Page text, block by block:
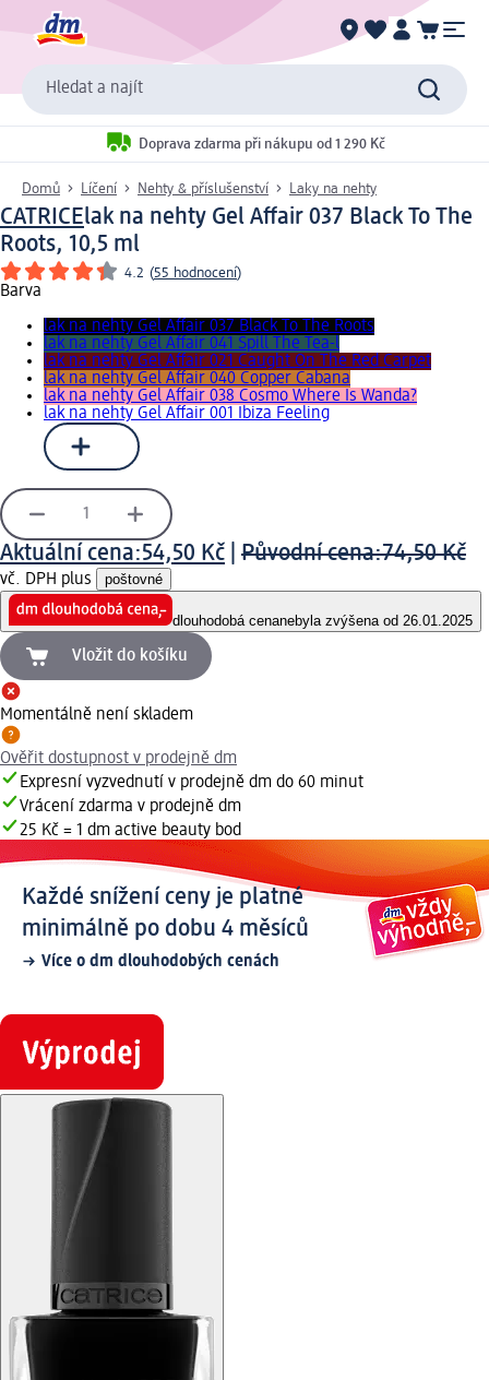
Hledat a najít
Doprava zdarma při nákupu od 1 290 Kč
Domů Líčení Nehty & příslušenství Laky na nehty
CATRICElak na nehty Gel Affair 037 Black To The
Roots, 10,5 ml
4.2 (55 hodnocení)
Barva
lak na nehty Gel Affair 037 Black To The Roots
lak na nehty Gel Affair 041 Spill The Tea-l
lak na nehty Gel Affair 021 Caught On The Red Carpet
lak na nehty Gel Affair 040 Copper Cabana
lak na nehty Gel Affair 038 Cosmo Where Is Wanda?
lak na nehty Gel Affair 001 Ibiza Feeling
Aktuální cena:54,50 Kč Původní cena:74,50 Kč
vč. DPH plus poštovné
dlouhodobá cenanebyla zvýšena od 26.01.2025
Vložit do košíku
Momentálně není skladem
Ověřit dostupnost v prodejně dm
Expresní vyzvednutí v prodejně dm do 60 minut
Vrácení zdarma v prodejně dm
25 Kč = 1 dm active beauty bod
Každé snížení ceny je platné
minimálně po dobu 4 měsíců
Více o dm dlouhodobých cenách